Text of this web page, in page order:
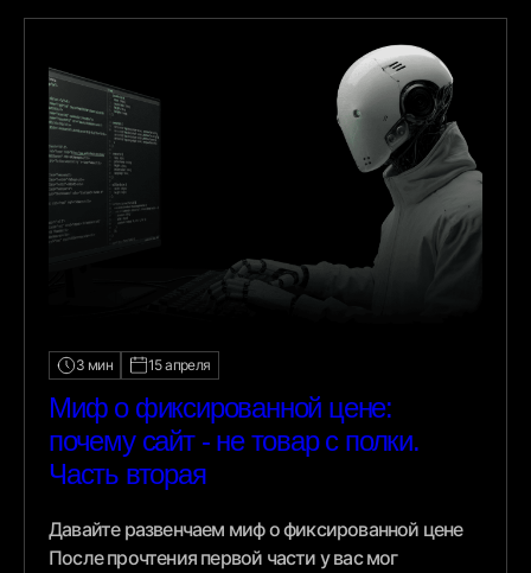
3 мин 15 апреля
Миф о фиксированной цене:
почему сайт - не товар с полки.
Часть вторая
Давайте развенчаем миф о фиксированной цене
После прочтения первой части у вас мог